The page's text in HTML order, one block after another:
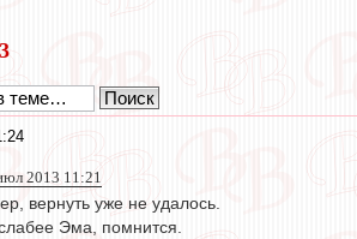
2013 11:21
вернуть уже не удалось.
Эма, помнится.